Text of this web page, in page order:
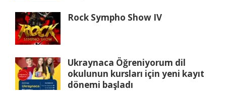
Rock Sympho Show IV
Ukraynaca Öğreniyorum dil
okulunun kursları için yeni kayıt
dönemi başladı